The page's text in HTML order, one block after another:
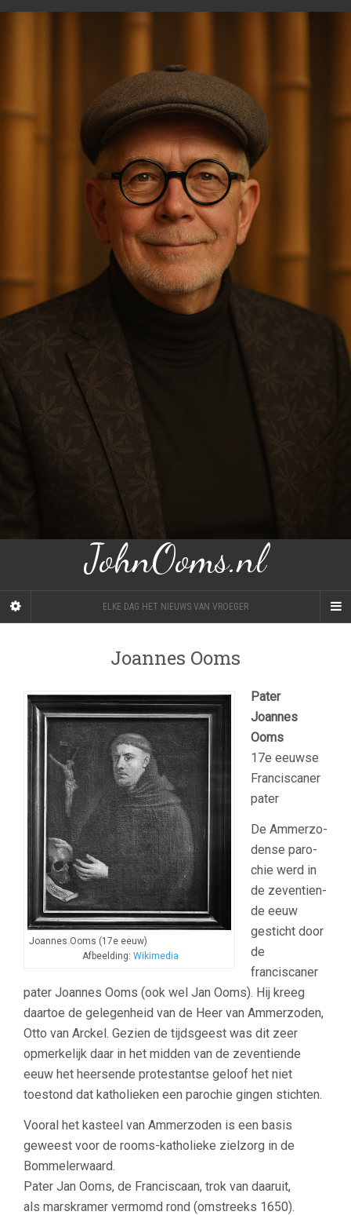
JohnOoms.nl
ELKE DAG HET NIEUWS VAN VROEGER
Joannes Ooms
Joannes Ooms (17e eeuw)
Afbeelding: Wikimedia
Pater
Joannes
Ooms
17e eeuwse
Franciscaner
pater
De Am­mer­zo­
dense pa­ro­
chie werd in
de zeven­tien­
de eeuw
gesticht door
de
franciscaner
pater Joannes Ooms (ook wel Jan Ooms). Hij kreeg
daartoe de gelegen­heid van de Heer van Am­mer­zo­den,
Otto van Arckel. Gezien de tijdsgeest was dit zeer
opmer­ke­lijk daar in het mid­den van de zeven­tien­de
eeuw het heersende pro­tes­tantse geloof het niet
toestond dat katho­lie­ken een pa­ro­chie gingen stichten.
Vooral het kasteel van Ammerzoden is een basis
geweest voor de rooms-katholieke zielzorg in de
Bommelerwaard.
Pater Jan Ooms, de Franciscaan, trok van daaruit,
als marskramer vermomd rond (omstreeks 1650).